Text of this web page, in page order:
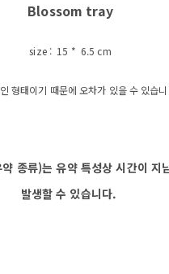
Blossom tray
size : 15 * 6.5 cm
형태이기 때문에 오차가 있을 수 있습
종류)는 유약 특성상 시간이 지
발생할 수 있습니다.